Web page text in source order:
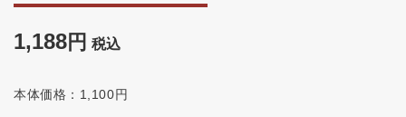
1,188 税込
本体価格：1,100円